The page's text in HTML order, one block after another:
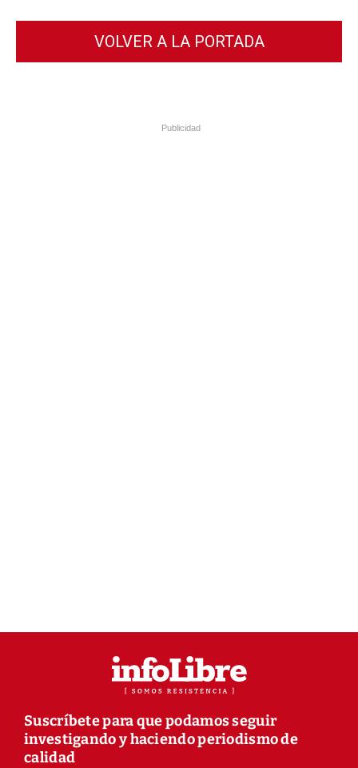
VOLVER A LA PORTADA
Publicidad
Suscríbete para que podamos seguir
investigando y haciendo periodismo de
calidad